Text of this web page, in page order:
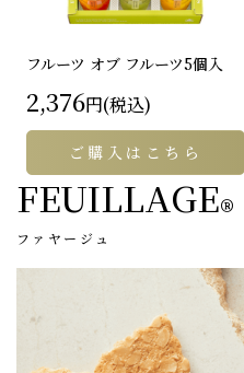
フルーツ オブ フルーツ5個入
2,376円(税込)
ご購入はこちら
FEUILLAGE®
ファヤージュ